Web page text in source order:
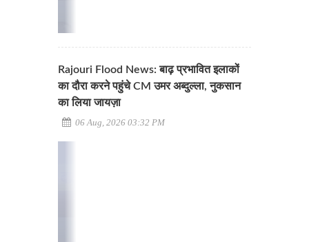
Rajouri Flood News: बाढ़ प्रभावित इलाकों
का दौरा करने पहुंचे CM उमर अब्दुल्ला, नुकसान
का लिया जायज़ा
06 Aug, 2026 03:32 PM